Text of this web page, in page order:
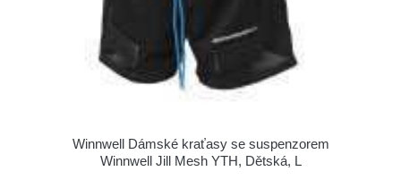
Winnwell Dámské kraťasy se suspenzorem
Winnwell Jill Mesh YTH, Dětská, L